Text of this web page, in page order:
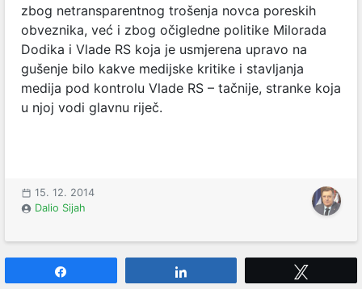
zbog netransparentnog trošenja novca poreskih
obveznika, već i zbog očigledne politike Milorada
Dodika i Vlade RS koja je usmjerena upravo na
gušenje bilo kakve medijske kritike i stavljanja
medija pod kontrolu Vlade RS – tačnije, stranke koja
u njoj vodi glavnu riječ.
15. 12. 2014
Dalio Sijah